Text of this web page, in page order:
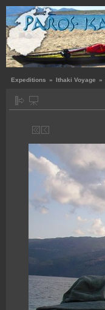
Expeditions » Ithaki Voyage »